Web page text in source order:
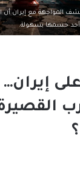
المواجهة مع إيران
أحد حسمها بسهولة.